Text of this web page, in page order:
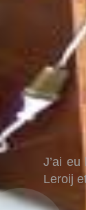
J’ai
Leroij